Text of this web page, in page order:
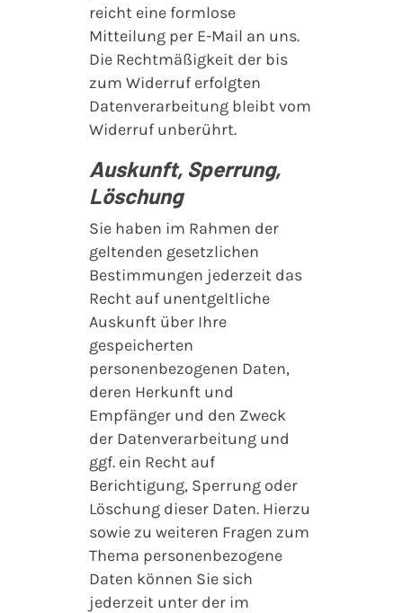
reicht eine formlose
Mitteilung per E-Mail an uns.
Die Rechtmäßigkeit der bis
zum Widerruf erfolgten
Datenverarbeitung bleibt vom
Widerruf unberührt.
Auskunft, Sperrung,
Löschung
Sie haben im Rahmen der
geltenden gesetzlichen
Bestimmungen jederzeit das
Recht auf unentgeltliche
Auskunft über Ihre
gespeicherten
personenbezogenen Daten,
deren Herkunft und
Empfänger und den Zweck
der Datenverarbeitung und
ggf. ein Recht auf
Berichtigung, Sperrung oder
Löschung dieser Daten. Hierzu
sowie zu weiteren Fragen zum
Thema personenbezogene
Daten können Sie sich
jederzeit unter der im